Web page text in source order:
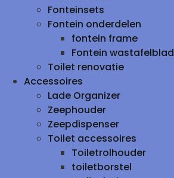
Fonteinsets
Fontein onderdelen
fontein frame
Fontein wastafelblad
Toilet renovatie
Accessoires
Lade Organizer
Zeephouder
Zeepdispenser
Toilet accessoires
Toiletrolhouder
toiletborstel